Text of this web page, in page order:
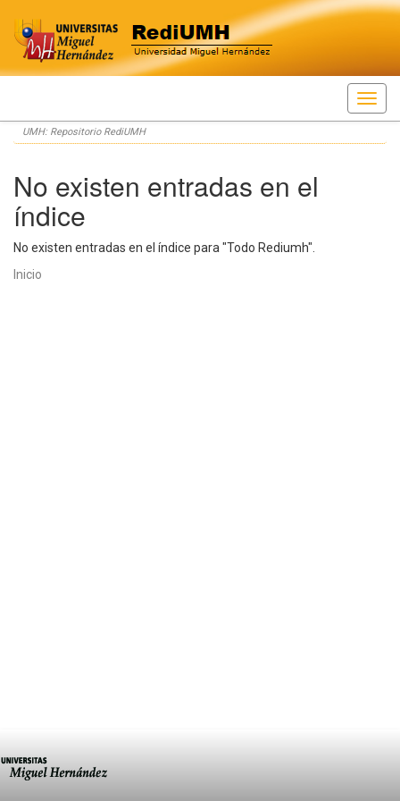
Skip
navigation
UMH: Repositorio RediUMH
No existen entradas en el
índice
No existen entradas en el índice para "Todo Rediumh".
Inicio